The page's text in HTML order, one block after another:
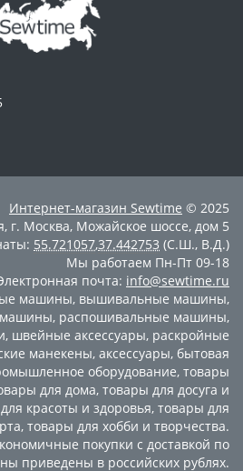
Интернет-магазин Sewtime © 2025
, г. Москва, Можайское шоссе, дом 5
55.721057,37.442753 (С.Ш., В.Д.)
Мы работаем Пн-Пт 09-18
почта: info@sewtime.ru
машины, вышивальные машины,
, распошивальные машины,
, швейные аксессуары, раскройные
манекены, аксессуары, бытовая
оборудование, товары
для дома, товары для досуга и
красоты и здоровья, товары для
, товары для хобби и творчества.
покупки с доставкой по
приведены в российских рублях.